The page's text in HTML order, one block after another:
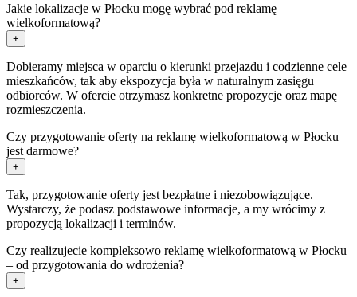
Jakie lokalizacje w Płocku mogę wybrać pod reklamę
wielkoformatową?
+
Dobieramy miejsca w oparciu o kierunki przejazdu i codzienne cele
mieszkańców, tak aby ekspozycja była w naturalnym zasięgu
odbiorców. W ofercie otrzymasz konkretne propozycje oraz mapę
rozmieszczenia.
Czy przygotowanie oferty na reklamę wielkoformatową w Płocku
jest darmowe?
+
Tak, przygotowanie oferty jest bezpłatne i niezobowiązujące.
Wystarczy, że podasz podstawowe informacje, a my wrócimy z
propozycją lokalizacji i terminów.
Czy realizujecie kompleksowo reklamę wielkoformatową w Płocku
– od przygotowania do wdrożenia?
+